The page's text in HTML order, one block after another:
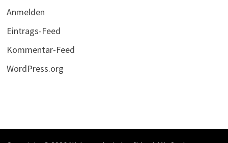
Anmelden
Eintrags-Feed
Kommentar-Feed
WordPress.org